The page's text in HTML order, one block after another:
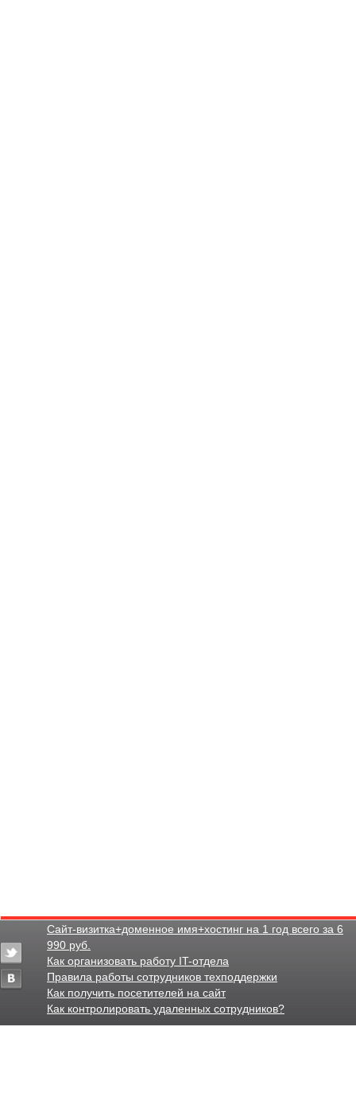
Сайт-визитка+доменное имя+хостинг на 1 год всего за 6
990 руб.
Как организовать работу IT-отдела
Правила работы сотрудников техподдержки
Как получить посетителей на сайт
Как контролировать удаленных сотрудников?